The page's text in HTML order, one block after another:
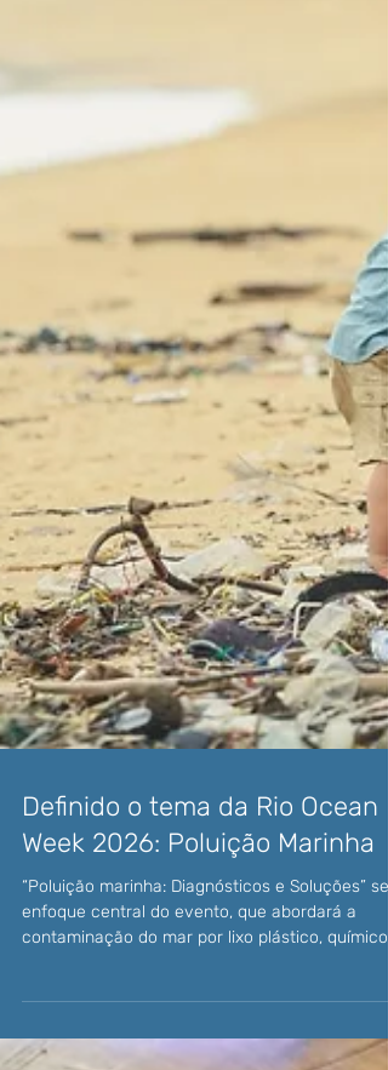
Definido o tema da Rio Ocean
Week 2026: Poluição Marinha
“Poluição marinha: Diagnósticos e Soluções”
e problemas de saneamento básico